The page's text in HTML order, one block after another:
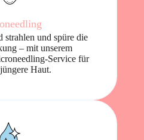
strahlen und spüre die
– mit unserem
Service für
Haut.